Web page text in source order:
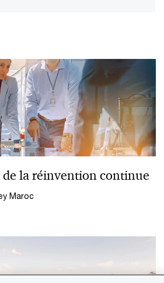
de la réinvention continue
Maroc